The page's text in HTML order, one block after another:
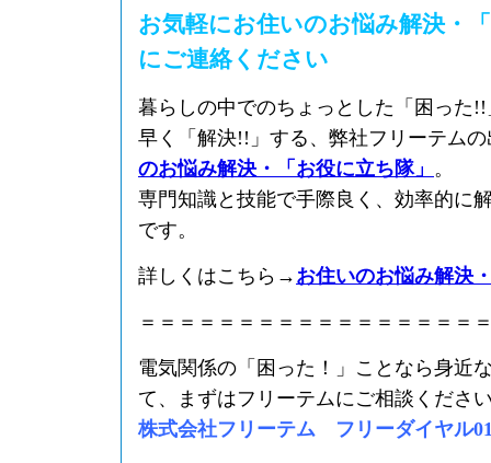
お気軽にお住いのお悩み解決・
にご連絡ください
暮らしの中でのちょっとした「困った
早く「解決!!」する、弊社フリーテム
のお悩み解決・「お役に立ち隊」 。
専門知識と技能で手際良く、効率的に
です。
詳しくはこちら→ お住いのお悩み解決
＝＝＝＝＝＝＝＝＝＝＝＝＝＝＝＝＝
電気関係の「困った！」ことなら身近
て、まずはフリーテムにご相談くださ
株式会社フリーテム フリーダイヤル